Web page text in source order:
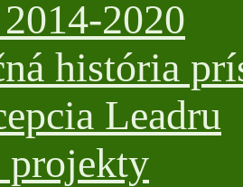
2020
história
Leadru
projekty